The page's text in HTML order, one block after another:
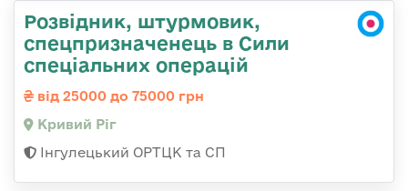
Розвідник, штурмовик,
спецпризначенець в Сили
спеціальних операцій
від 25000 до 75000 грн
Кривий Ріг
Інгулецький ОРТЦК та СП